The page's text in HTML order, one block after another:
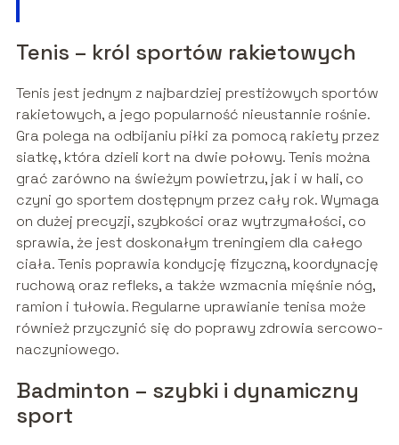
Tenis – król sportów rakietowych
Tenis jest jednym z najbardziej prestiżowych sportów
rakietowych, a jego popularność nieustannie rośnie.
Gra polega na odbijaniu piłki za pomocą rakiety przez
siatkę, która dzieli kort na dwie połowy. Tenis można
grać zarówno na świeżym powietrzu, jak i w hali, co
czyni go sportem dostępnym przez cały rok. Wymaga
on dużej precyzji, szybkości oraz wytrzymałości, co
sprawia, że jest doskonałym treningiem dla całego
ciała. Tenis poprawia kondycję fizyczną, koordynację
ruchową oraz refleks, a także wzmacnia mięśnie nóg,
ramion i tułowia. Regularne uprawianie tenisa może
również przyczynić się do poprawy zdrowia sercowo-
naczyniowego.
Badminton – szybki i dynamiczny
sport